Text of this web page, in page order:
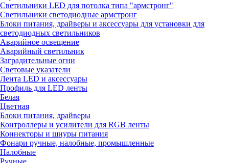
Светильники LED для потолка типа "армстронг"
Светильники светодиодные армстронг
Блоки питания, драйверы и аксессуары для установки для
светодиодных светильников
Аварийное освещение
Аварийный светильник
Заградительные огни
Световые указатели
Лента LED и аксессуары
Профиль для LED ленты
Белая
Цветная
Блоки питания, драйверы
Контроллеры и усилители для RGB ленты
Коннекторы и шнуры питания
Фонари ручные, налобные, промышленные
Налобные
Ручные